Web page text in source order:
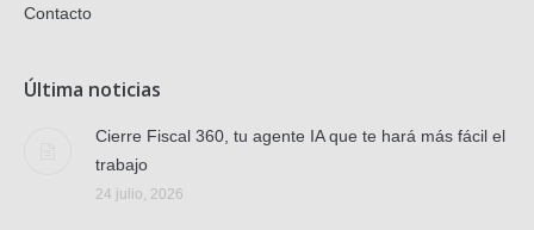
Contacto
Última noticias
Cierre Fiscal 360, tu agente IA que te hará más fácil el
trabajo
24 julio, 2026